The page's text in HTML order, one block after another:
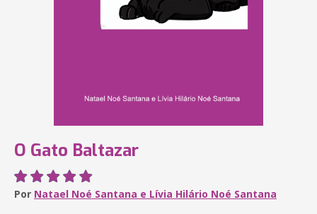
O Gato Baltazar
Por Natael Noé Santana e Lívia Hilário Noé Santana